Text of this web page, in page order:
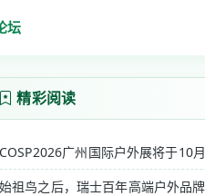
坛
精彩阅读
COSP2026广州国际户外展将于10
始祖鸟之后，瑞士百年高端户外品